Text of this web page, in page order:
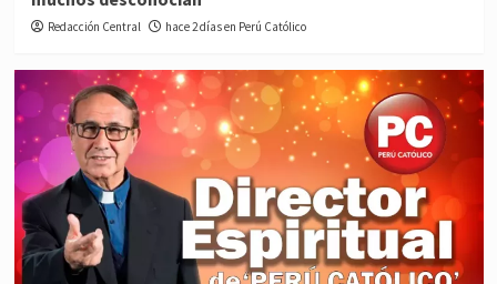
Redacción Central hace 2 días en Perú Católico